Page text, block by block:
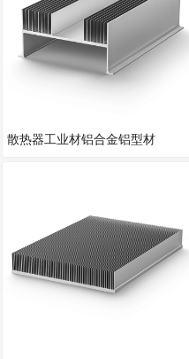
散热器工业材铝合金铝型材